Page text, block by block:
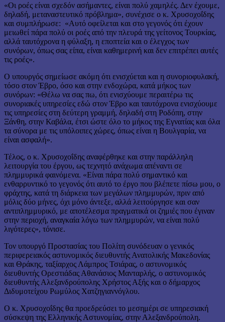
«Οι ροές είναι σχεδόν ασήμαντες, είναι πολύ χαμηλές. Δεν έχουμε,
δηλαδή, μεταναστευτικό πρόβλημα», συνέχισε ο κ. Χρυσοχοΐδης
και συμπλήρωσε: «Αυτό οφείλεται και στο γεγονός ότι έχουν
μειωθεί πάρα πολύ οι ροές από την πλευρά της γείτονος Τουρκίας,
αλλά ταυτόχρονα η φύλαξη, η εποπτεία και ο έλεγχος των
συνόρων, όπως σας είπα, είναι καθημερινή και δεν επιτρέπει αυτές
τις ροές».
Ο υπουργός σημείωσε ακόμη ότι ενισχύεται και η συνοριοφυλακή,
τόσο στον Έβρο, όσο και στην ενδοχώρα, κατά μήκος των
συνόρων: «Θέλω να σας πω, ότι ενισχύουμε περαιτέρω τις
συνοριακές υπηρεσίες εδώ στον Έβρο και ταυτόχρονα ενισχύουμε
τις υπηρεσίες στη δεύτερη γραμμή, δηλαδή στη Ροδόπη, στην
Ξάνθη, στην Καβάλα, έτσι ώστε όλο το μήκος της Εγνατίας και όλα
τα σύνορα με τις υπόλοιπες χώρες, όπως είναι η Βουλγαρία, να
είναι ασφαλή».
Τέλος, ο κ. Χρυσοχοΐδης αναφέρθηκε και στην παράλληλη
λειτουργία του έργου, ως τεχνητό ανάχωμα απέναντι σε
πλημμυρικά φαινόμενα. «Είναι πάρα πολύ σημαντικό και
ενθαρρυντικό το γεγονός ότι αυτό το έργο που βλέπετε πίσω μου, ο
φράχτης, κατά τη διάρκεια των μεγάλων πλημμυρών, πριν από
μόλις δύο μήνες, όχι μόνο άντεξε, αλλά λειτούργησε και σαν
αντιπλημμυρικό, με αποτέλεσμα πραγματικά οι ζημιές που έγιναν
στην περιοχή, αναγκαία λόγω των πλημμυρών, να είναι πολύ
λιγότερες», τόνισε.
Τον υπουργό Προστασίας του Πολίτη συνόδευαν ο γενικός
περιφερειακός αστυνομικός διευθυντής Ανατολικής Μακεδονίας
και Θράκης, ταξίαρχος Λάμπρος Τσιάρας, ο αστυνομικός
διευθυντής Ορεστιάδας Αθανάσιος Μανταρλής, ο αστυνομικός
διευθυντής Αλεξανδρούπολης Χρήστος Αξής και ο δήμαρχος
Διδυμοτείχου Ρωμύλος Χατζηγιαννόγλου.
Ο κ. Χρυσοχοΐδης θα προεδρεύσει το μεσημέρι σε υπηρεσιακή
σύσκεψη της Ελληνικής Αστυνομίας, στην Αλεξανδρούπολη.